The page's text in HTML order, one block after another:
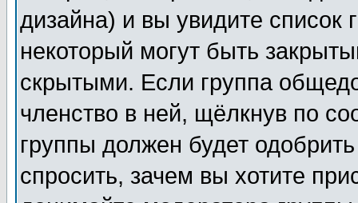
дизайна) и вы увидите список
некоторый могут быть
скрытыми. Если группа
членство в ней, щёлкнув по
группы должен будет
спросить, зачем вы хотите